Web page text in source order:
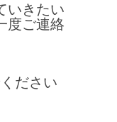
いきたい
度ご連絡
ださい